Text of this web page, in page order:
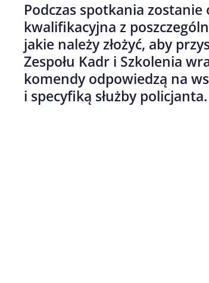
Podczas spotkania
kwalifikacyjna z
jakie należy złożyć, aby
Zespołu Kadr i Szkolenia
komendy odpowiedzą na
i specyfiką służby policjanta.